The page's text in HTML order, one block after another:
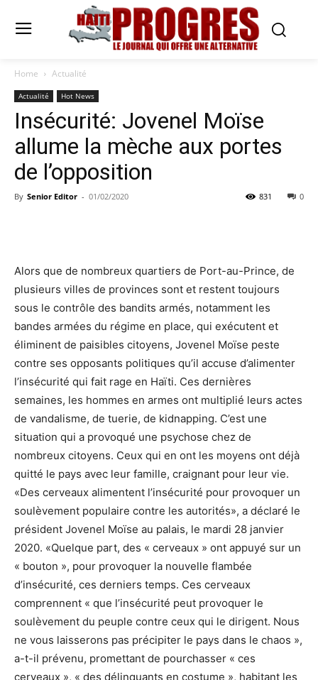
Home Actualité
Actualité Hot News
Insécurité: Jovenel Moïse
allume la mèche aux portes
de l’opposition
By Senior Editor - 01/02/2020 0
831
Alors que de nombreux quartiers de Port-au-Prince, de
plusieurs villes de provinces sont et restent toujours
sous le contrôle des bandits armés, notamment les
bandes armées du régime en place, qui exécutent et
éliminent de paisibles citoyens, Jovenel Moïse peste
contre ses opposants politiques qu’il accuse d’alimenter
l’insécurité qui fait rage en Haïti. Ces dernières
semaines, les hommes en armes ont multiplié leurs actes
de vandalisme, de tuerie, de kidnapping. C’est une
situation qui a provoqué une psychose chez de
nombreux citoyens. Ceux qui en ont les moyens ont déjà
quitté le pays avec leur famille, craignant pour leur vie.
«Des cerveaux alimentent l’insécurité pour provoquer un
soulèvement populaire contre les autorités», a déclaré le
président Jovenel Moïse au palais, le mardi 28 janvier
2020. «Quelque part, des « cerveaux » ont appuyé sur un
« bouton », pour provoquer la nouvelle flambée
d’insécurité, ces derniers temps. Ces cerveaux
comprennent « que l’insécurité peut provoquer le
soulèvement du peuple contre ceux qui le dirigent. Nous
ne vous laisserons pas précipiter le pays dans le chaos »,
a-t-il prévenu, promettant de pourchasser « ces
cerveaux », « des délinquants en costume », habitant les